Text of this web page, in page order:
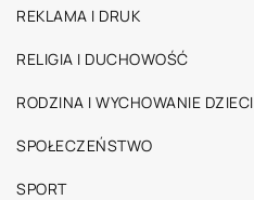
REKLAMA I DRUK
RELIGIA I DUCHOWOŚĆ
RODZINA I WYCHOWANIE DZIECI
SPOŁECZEŃSTWO
SPORT